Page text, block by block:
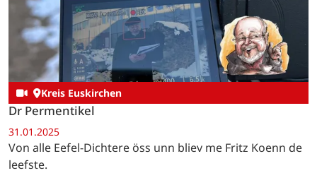
Kreis Euskirchen
Dr Permentikel
31.01.2025
Von alle Eefel-Dichtere öss unn bliev me Fritz Koenn de
leefste.